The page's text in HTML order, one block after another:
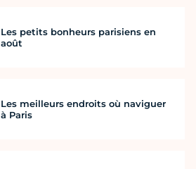
Les petits bonheurs parisiens en
août
Les meilleurs endroits où naviguer
à Paris